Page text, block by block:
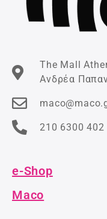
The Mall
Ανδρέα
210 6300 402
e-Shop
Maco